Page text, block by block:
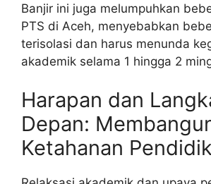
Banjir ini juga melumpuhkan
PTS di Aceh, menyebabkan
terisolasi dan harus menunda
akademik selama 1 hingga 2
Harapan dan
Depan:
Ketahanan